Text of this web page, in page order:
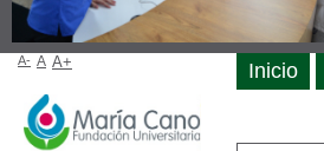
Inicio
A- A A+